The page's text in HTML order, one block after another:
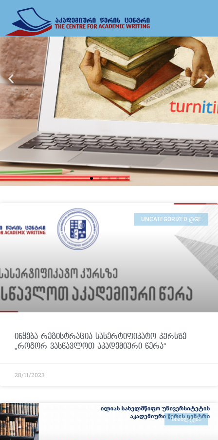
UNCATEGORIZED @GE
იწყება რეგისტრაცია სასერტიფიკატო კურსზე
„როგორ ვასწავლოთ აკადემიური წერა“
28/11/2023
ᲡᲘᲐᲮᲚᲔᲔᲑᲘ